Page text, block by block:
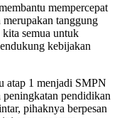
mempercepat
merupakan tanggung
semua untuk
kebijakan
atap 1 menjadi SMPN
pendidikan
pihaknya berpesan